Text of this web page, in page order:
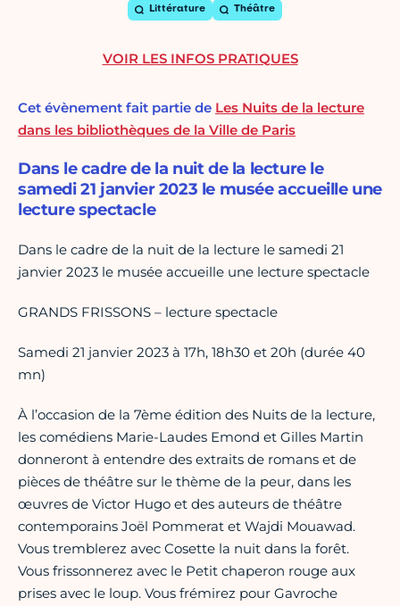
Littérature Théâtre
Cet évènement fait partie de Les Nuits de la lecture
dans les bibliothèques de la Ville de Paris
Dans le cadre de la nuit de la lecture le
samedi 21 janvier 2023 le musée accueille une
lecture spectacle
Dans le cadre de la nuit de la lecture le samedi 21
janvier 2023 le musée accueille une lecture spectacle
GRANDS FRISSONS – lecture spectacle
Samedi 21 janvier 2023 à 17h, 18h30 et 20h (durée 40
mn)
À l’occasion de la 7ème édition des Nuits de la lecture,
les comédiens Marie-Laudes Emond et Gilles Martin
donneront à entendre des extraits de romans et de
pièces de théâtre sur le thème de la peur, dans les
œuvres de Victor Hugo et des auteurs de théâtre
contemporains Joël Pommerat et Wajdi Mouawad.
Vous tremblerez avec Cosette la nuit dans la forêt.
Vous frissonnerez avec le Petit chaperon rouge aux
prises avec le loup. Vous frémirez pour Gavroche
VOIR LES INFOS PRATIQUES